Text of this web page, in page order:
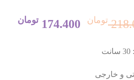
تومان قیمت
174.400 تومان
و خارجی